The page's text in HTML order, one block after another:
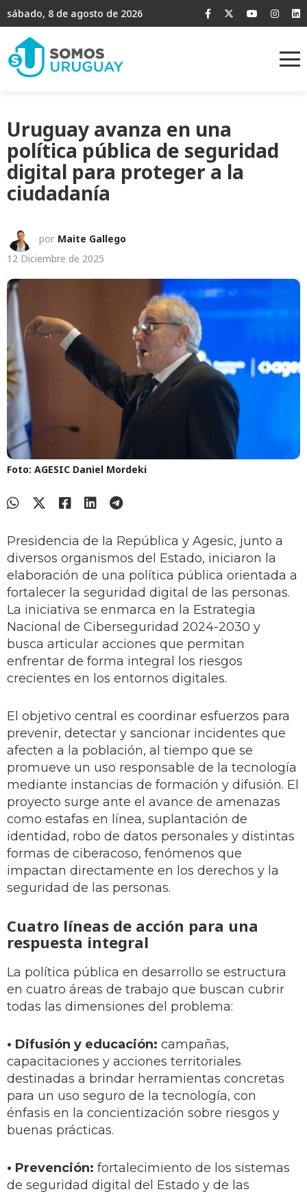
sábado, 8 de agosto de 2026
Uruguay avanza en una
política pública de seguridad
digital para proteger a la
ciudadanía
por Maite Gallego
12 Diciembre de 2025
Foto: AGESIC Daniel Mordeki
Presidencia de la República y Agesic, junto a
diversos organismos del Estado, iniciaron la
elaboración de una política pública orientada a
fortalecer la seguridad digital de las personas.
La iniciativa se enmarca en la Estrategia
Nacional de Ciberseguridad 2024-2030 y
busca articular acciones que permitan
enfrentar de forma integral los riesgos
crecientes en los entornos digitales.
El objetivo central es coordinar esfuerzos para
prevenir, detectar y sancionar incidentes que
afecten a la población, al tiempo que se
promueve un uso responsable de la tecnología
mediante instancias de formación y difusión. El
proyecto surge ante el avance de amenazas
como estafas en línea, suplantación de
identidad, robo de datos personales y distintas
formas de ciberacoso, fenómenos que
impactan directamente en los derechos y la
seguridad de las personas.
Cuatro líneas de acción para una
respuesta integral
La política pública en desarrollo se estructura
en cuatro áreas de trabajo que buscan cubrir
todas las dimensiones del problema:
• Difusión y educación: campañas,
capacitaciones y acciones territoriales
destinadas a brindar herramientas concretas
para un uso seguro de la tecnología, con
énfasis en la concientización sobre riesgos y
buenas prácticas.
• Prevención: fortalecimiento de los sistemas
de seguridad digital del Estado y de las